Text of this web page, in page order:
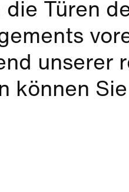
die Türen
unserer
können